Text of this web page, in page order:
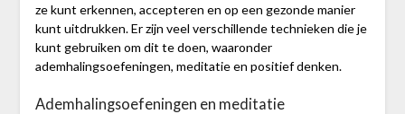
ze kunt erkennen, accepteren en op een gezonde manier
kunt uitdrukken. Er zijn veel verschillende technieken die je
kunt gebruiken om dit te doen, waaronder
ademhalingsoefeningen, meditatie en positief denken.
Ademhalingsoefeningen en meditatie